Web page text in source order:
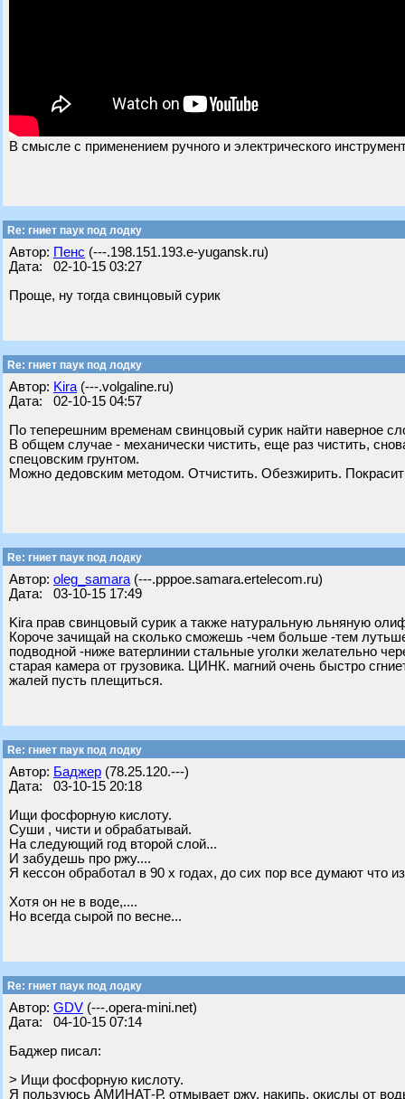
В смысле с применением ручного и электрического
Re: гниет паук под лодку
Автор: Пенс (---.198.151.193.e-yugansk.ru)
Дата: 02-10-15 03:27
Проще, ну тогда свинцовый сурик
Re: гниет паук под лодку
Автор: Kira (---.volgaline.ru)
Дата: 02-10-15 04:57
По теперешним временам свинцовый сурик найти наверное
В общем случае - механически чистить, еще раз чистить,
спецовским грунтом.
Можно дедовским методом. Отчистить. Обезжирить.
Re: гниет паук под лодку
Автор: oleg_samara (---.pppoe.samara.ertelecom.ru)
Дата: 03-10-15 17:49
Kira прав свинцовый сурик а также натуральную льняную
Короче зачищай на сколько сможешь -чем больше -тем
подводной -ниже ватерлинии стальные уголки желательно
старая камера от грузовика. ЦИНК. магний очень быстро
жалей пусть плещиться.
Re: гниет паук под лодку
Автор: Баджер (78.25.120.---)
Дата: 03-10-15 20:18
Ищи фосфорную кислоту.
Суши , чисти и обрабатывай.
На следующий год второй слой...
И забудешь про ржу....
Я кессон обработал в 90 х годах, до сих пор все думают что
Хотя он не в воде,....
Но всегда сырой по весне...
Re: гниет паук под лодку
Автор: GDV (---.opera-mini.net)
Дата: 04-10-15 07:14
Баджер писал:
> Ищи фосфорную кислоту.
Я пользуюсь АМИНАТ-Р, отмывает ржу, накипь, окислы от